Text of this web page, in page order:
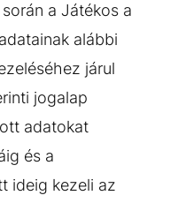
a Játékos a
alábbi
járul
jogalap
adatokat
és a
ideig kezeli az